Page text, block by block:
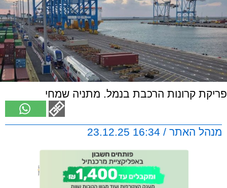
פריקת קרונות הרכבת בנמל. מתניה שמחי
מנהל האתר / 16:34 23.12.25